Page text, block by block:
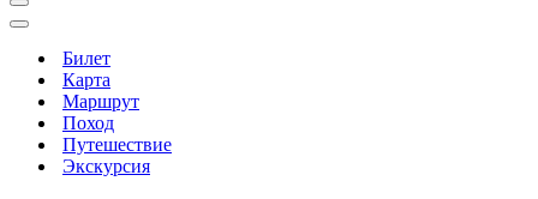
Меню
навигации
Меню
навигацииБилет
Карта
Маршрут
Поход
Путешествие
Экскурсия